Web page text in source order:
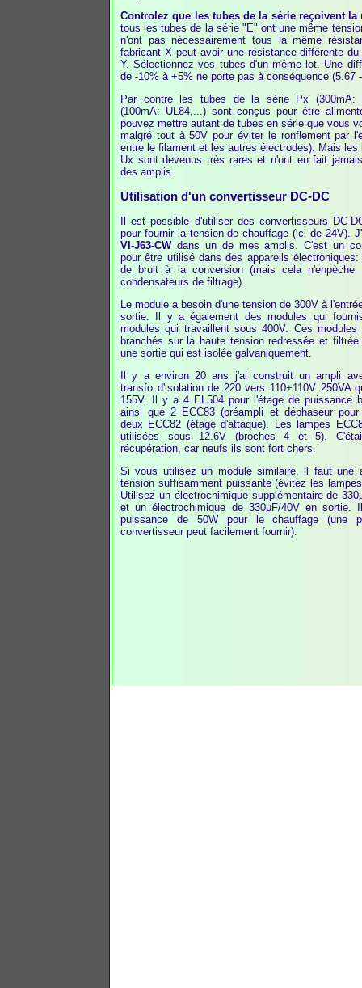
Controlez que les tubes de la série reçoivent la
tous les tubes de la série "E" ont une même
n'ont pas nécessairement tous la même
fabricant X peut avoir une résistance différente
Y. Sélectionnez vos tubes d'un même lot. Une
de -10% à +5% ne porte pas à conséquence (5.67
Par contre les tubes de la série Px (300mA:
(100mA: UL84,...) sont conçus pour être
pouvez mettre autant de tubes en série que vous
malgré tout à 50V pour éviter le ronflement par
entre le filament et les autres électrodes). Mais les
Ux sont devenus très rares et n'ont en fait
des amplis.
Utilisation d'un convertisseur DC-DC
Il est possible d'utiliser des convertisseurs DC-
pour fournir la tension de chauffage (ici de 24V).
VI-J63-CWdans un de mes amplis. C'est un
pour être utilisé dans des appareils
de bruit à la conversion (mais cela n'enpèche
condensateurs de filtrage).
Le module a besoin d'une tension de 300V à
sortie. Il y a également des modules qui
modules qui travaillent sous 400V. Ces
branchés sur la haute tension redressée et
une sortie qui est isolée galvaniquement.
Il y a environ 20 ans j'ai construit un ampli
transfo d'isolation de 220 vers 110+110V 250VA
155V. Il y a 4 EL504 pour l'étage de puissance
ainsi que 2 ECC83 (préampli et déphaseur
deux ECC82 (étage d'attaque). Les lampes
utilisées sous 12.6V (broches 4 et 5).
récupération, car neufs ils sont fort chers.
Si vous utilisez un module similaire, il faut une
tension suffisamment puissante (évitez les
Utilisez un électrochimique supplémentaire de
et un électrochimique de 330µF/40V en sortie.
puissance de 50W pour le chauffage (une
convertisseur peut facilement fournir).